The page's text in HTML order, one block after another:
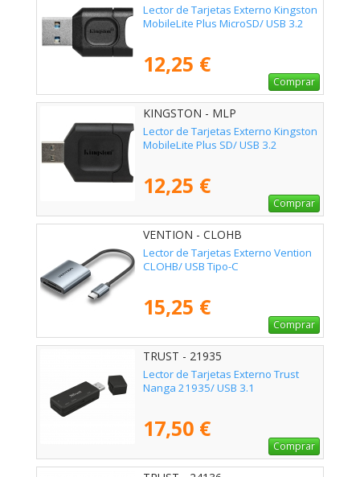
Lector de Tarjetas Externo Kingston
MobileLite Plus MicroSD/ USB 3.2
12,25 €
Comprar
KINGSTON - MLP
Lector de Tarjetas Externo Kingston
MobileLite Plus SD/ USB 3.2
12,25 €
Comprar
VENTION - CLOHB
Lector de Tarjetas Externo Vention
CLOHB/ USB Tipo-C
15,25 €
Comprar
TRUST - 21935
Lector de Tarjetas Externo Trust
Nanga 21935/ USB 3.1
17,50 €
Comprar